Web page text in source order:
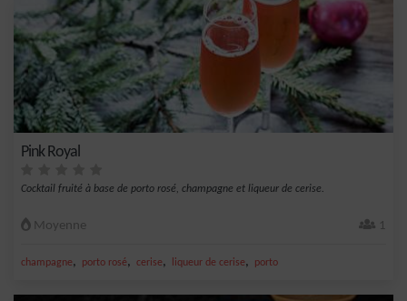
Pink Royal
Cocktail fruité à base de porto rosé, champagne et liqueur de cerise.
Moyenne 1
champagne, porto rosé, cerise, liqueur de cerise, porto